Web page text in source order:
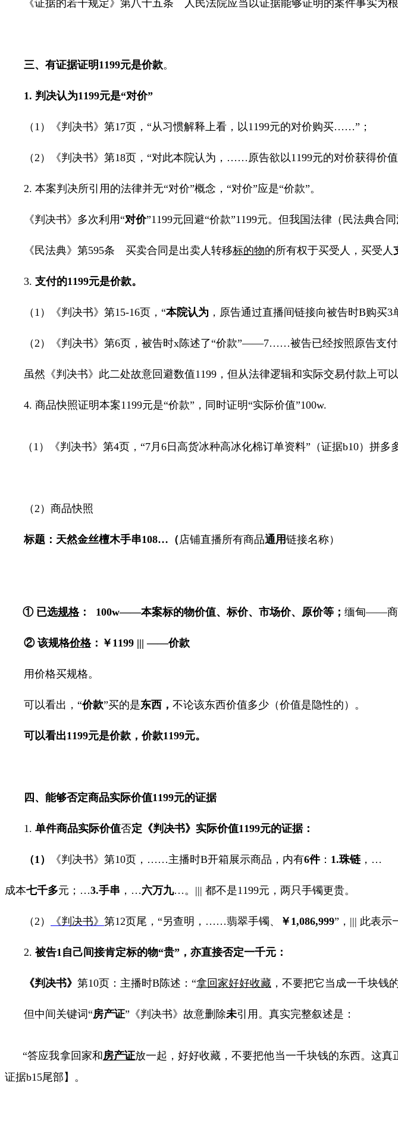
《证据的若干规定》第八十五条 人民法院应当以证据能够证明的案件事实为根
三、有证据证明 1199元是价款。
1. 判决认为1199元是“对价”
（ 1 ）《判决书》第17页， “从习惯解释上看，以1199元的对价购买……” ；
（ 2 ）《判决书》第18页， “对此本院认为， …… 原告欲以1199元的对价获得价值
2. 本案判决所引用的法律并无“对价”概念，“对价”应是“价款”。
《判决书》多次利用“对价”1199元回避“价款”1199元。但我国法律（民法典合
《民法典》第595条 买卖合同是出卖人转移标的物的所有权于买受人，买受人
3. 支付的1199元是价款。
（ 1 ）《判决书》第15-16页， “本院认为 ，原告通过直播间链接向被告时B购买3
（ 2 ）《判决书》第6页，被告时x陈述了“价款”——7……被告已经按照原告支
虽然《判决书》此二处故意回避数值1199 ，但从法律逻辑和实际交易付款上可
4. 商品快照证明本案1199元是“价款”，同时证明“实际价值”100w.
（ 1 ）《判决书》第4页，“7 月 6日高货冰种高冰化棉订单资料”（证据b10）拼多
（ 2 ）商品快照
标题：天然金丝檀木手串108… （ 店铺直播所有商品通用链接名称）
① 已选规格： 100w——本案标的物价值、标价、市场价、原价等； 缅甸——商
② 该规格价格：￥ 1199 |||——价款
用价格买规格。
可以看出，“价款”买的是东西， 不论该东西价值多少（价值是隐性的）。
可以看出1199元是价款，价款1199元。
四、能够否定商品实际价值1199元的证据
1. 单件商品实际价值否定《判决书》实际价值1199元的证据：
（1 ） 《判决书》第10页， ……主播时B开箱展示商品，内有6件： 1.珠链 ， …
成本七千多元； …3.手串 ， …六万九… 。 ||| 都不是1199元，两只手镯更贵。
（ 2 ） 《判决书》 第12页尾，“另查明， ……翡翠手镯、 ￥ 1,086,999” ， ||| 此表示
2.被告1 自己间接肯定标的物“贵”，亦直接否定一千元：
《判决书》 第10页：主播时B陈述： “拿回家好好收藏 ，不要把它当成一千块钱
但中间关键词“房产证”《判决书》故意删除未引用。真实完整叙述是：
“答应我拿回家和房产证放一起，好好收藏，不要把他当一千块钱的东西。这真
证据b15尾部】。